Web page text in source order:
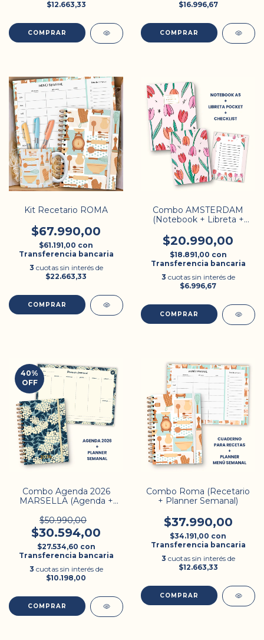
$12.663,33
$16.996,67
Kit Recetario ROMA
$67.990,00
$61.191,00 con
Transferencia bancaria
3 cuotas sin interés de
$22.663,33
Combo AMSTERDAM
(Notebook + Libreta +
$20.990,00
$18.891,00 con
Transferencia bancaria
3 cuotas sin interés de
$6.996,67
40%
OFF
Combo Agenda 2026
MARSELLA (Agenda +
$50.990,00
$30.594,00
$27.534,60 con
Transferencia bancaria
3 cuotas sin interés de
$10.198,00
COMPRAR
Combo Roma (Recetario
+ Planner Semanal)
$37.990,00
$34.191,00 con
Transferencia bancaria
3 cuotas sin interés de
$12.663,33